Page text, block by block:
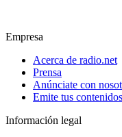
Empresa
Acerca de radio.net
Prensa
Anúnciate con
Emite tus contenidos
Información legal